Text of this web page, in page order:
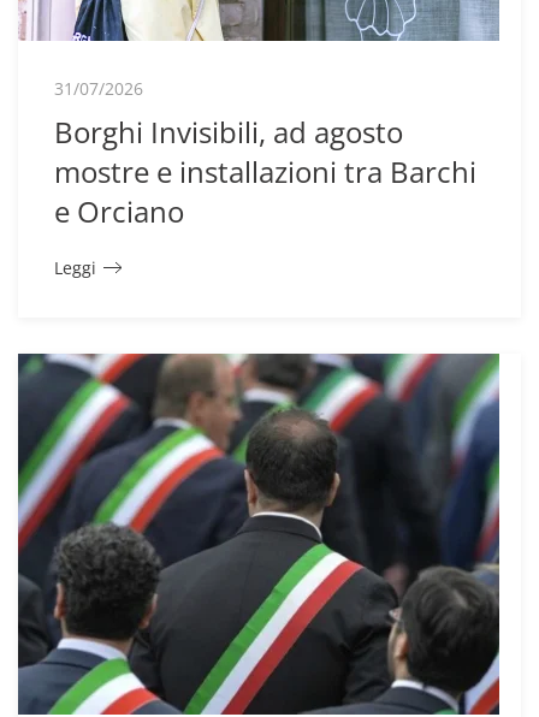
31/07/2026
Borghi Invisibili, ad agosto
mostre e installazioni tra Barchi
e Orciano
Leggi